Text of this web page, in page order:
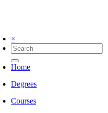
×
Home
Degrees
Courses